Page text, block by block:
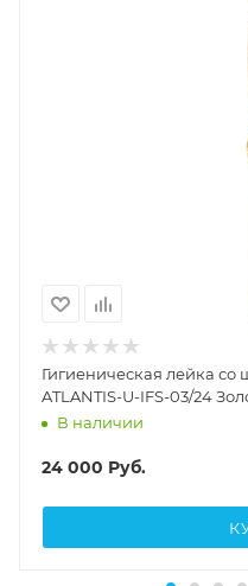
Гигиеническая лейка со
ATLANTIS-U-IFS-03/24
В наличии
24 000 Руб.